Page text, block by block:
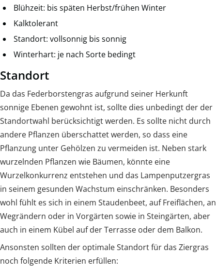
Blühzeit: bis späten Herbst/frühen Winter
Kalktolerant
Standort: vollsonnig bis sonnig
Winterhart: je nach Sorte bedingt
Standort
Da das Federborstengras aufgrund seiner Herkunft
sonnige Ebenen gewohnt ist, sollte dies unbedingt der der
Standortwahl berücksichtigt werden. Es sollte nicht durch
andere Pflanzen überschattet werden, so dass eine
Pflanzung unter Gehölzen zu vermeiden ist. Neben stark
wurzelnden Pflanzen wie Bäumen, könnte eine
Wurzelkonkurrenz entstehen und das Lampenputzergras
in seinem gesunden Wachstum einschränken. Besonders
wohl fühlt es sich in einem Staudenbeet, auf Freiflächen, an
Wegrändern oder in Vorgärten sowie in Steingärten, aber
auch in einem Kübel auf der Terrasse oder dem Balkon.
Ansonsten sollten der optimale Standort für das Ziergras
noch folgende Kriterien erfüllen: